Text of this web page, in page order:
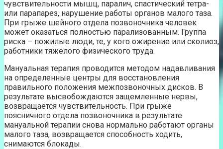
чувствительности мышц, паралич, спастический тетра-
или парапарез, нарушение работы органов малого таза.
При грыже шейного отдела позвоночника человек
может оказаться полностью парализованным. Группа
риска – пожилые люди, те, у кого ожирение или сколиоз,
работники тяжелого физического труда.
Мануальная терапия проводится методом надавливания
на определенные центры для восстановления
правильного положения межпозвоночных дисков. В
результате высвобождаются защемленные нервы,
возвращается чувствительность. При грыже
поясничного отдела позвоночника в результате
мануальной терапии снова нормально работают органы
малого таза, возвращается способность ходить,
снимаются блокады.